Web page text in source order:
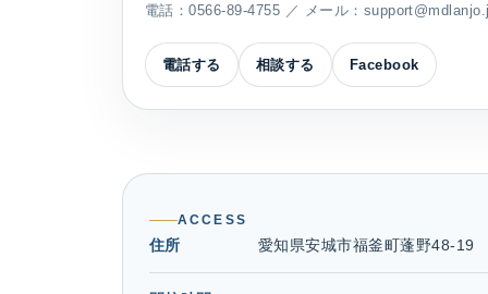
電話：0566-89-4755 ／ メール：
電話する 相談する Facebook
ACCESS
住所 愛知県安城市福釜町蓬野48-19